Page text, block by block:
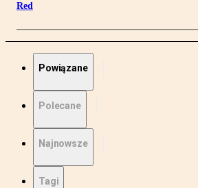
Red
Powiązane
Polecane
Najnowsze
Tagi